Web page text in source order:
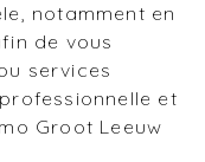
notamment en
de vous
services
et
Groot Leeuw